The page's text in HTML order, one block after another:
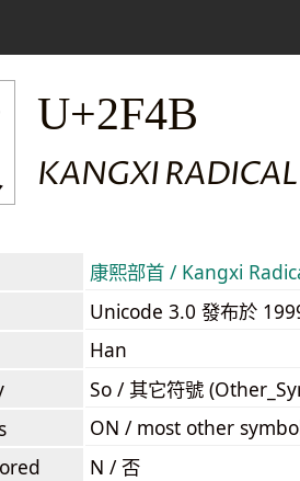
U+2F4B
KANGXI
康熙部首 / Kangxi
Unicode 3.0 發布於
Han
So / 其它符號
ON / most other
N / 否